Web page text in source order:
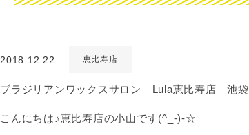
2018.12.22 恵比寿店
ブラジリアンワックスサロン Lula恵比寿店 池
こんにちは♪恵比寿店の小山です(^_-)-☆